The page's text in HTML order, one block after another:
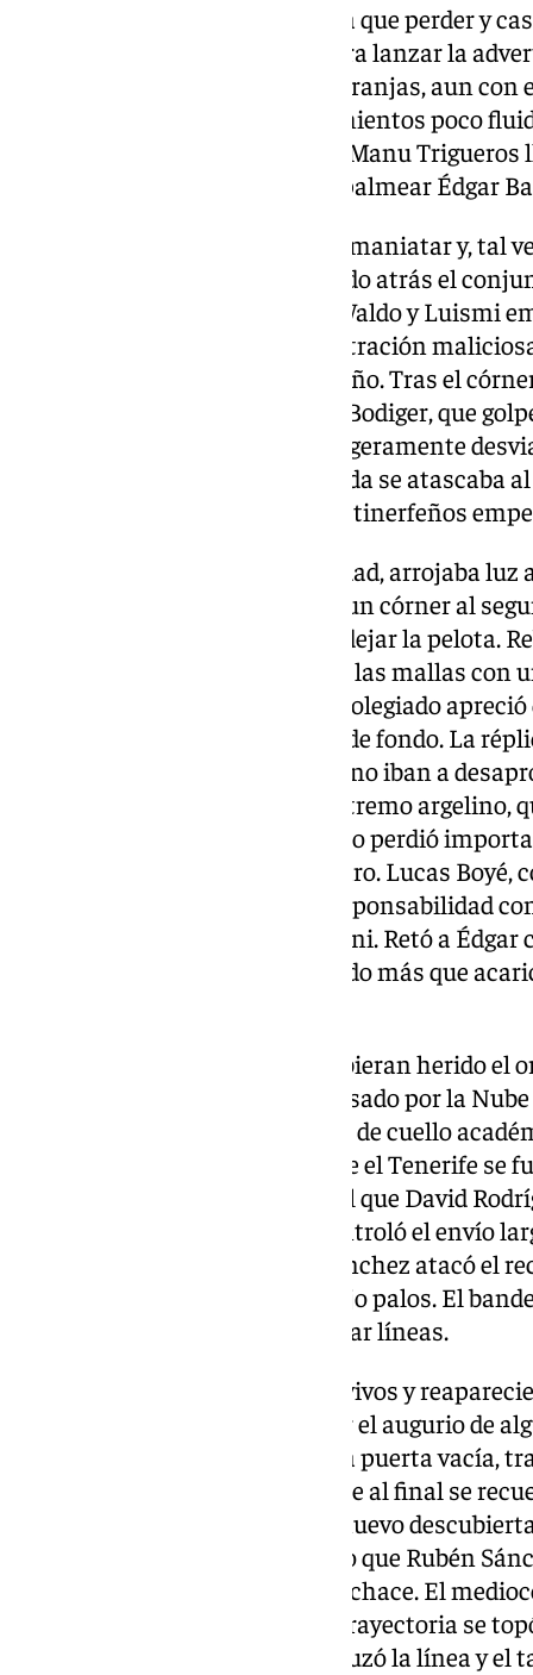
intrepidez del que no tiene nada que perder y
combinó pronto con Luismi para lanzar la
transformaran el aviso. Los de franjas, aun
empezaron a derramar acercamientos poco
en una falta, poco antes de que Manu
esférico con un obús que logró palmear Édgar
El anfitrión resistía sin dejarse maniatar y, tal
endeblez que sigue manifestando atrás el
pulmones llenarse de ilusión. Waldo y Luismi
Mellot se desplegó en una penetración
furioso, dura la muñeca de Mariño. Tras el
rebotes hasta que fue a parar a Bodiger, que
clemencia, pero con la mirilla ligeramente
parecer un espejismo. El Granada se atascaba
empezó a acularse en lo que los tinerfeños
Solo Trigueros, todo poso y calidad, arrojaba
destellos de maestría. Enroscó un córner al
despejó donde nunca se puede dejar la pelota.
avizor, y la acomodó al fondo de las mallas
no hubo celebración porque el colegiado
esquina, la curva cruzó la línea de fondo. La
era el turno de los rojiblancos y no iban a
talaverano descargó sobre el extremo argelino,
Logró colgarlo, aunque el destino perdió
delante en la segada, penalti claro. Lucas
un lance anterior, asumió la responsabilidad
facetas desde la marcha de Uzuni. Retó a
adivinó la dirección, pero no pudo más que
A Bodiger le dolió como si le hubieran herido el
respuesta. Se elevó como impulsado por la
astillar el travesaño con un giro de cuello
su sed de venganza, por más que el Tenerife se
factura, en un lance rápido en el que David
Rebbach sujetando la caña. Controló el envío
muro de Édgar Badía. Rubén Sánchez atacó el
pero Landázuri le negó el gol bajo palos. El
de entrar habrían tenido que tirar líneas.
Los de Cervera se sentían muy vivos y
de moral, como respaldados por el augurio de
Stoichkov perdonó el segundo, a puerta vacía,
saque de esquina, fallo de los que al final se
acechar la meta rojiblanca, de nuevo
Mellot facturó un paquete aéreo que Rubén
se postró ante Bodiger tras el rechace. El
defectuoso el impacto, y en su trayectoria se
infortunio en la isla. El balón cruzó la línea y el